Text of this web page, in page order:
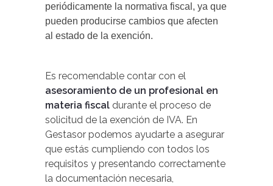
periódicamente la normativa fiscal, ya que
pueden producirse cambios que afecten
al estado de la exención.
Es recomendable contar con el
asesoramiento de un profesional en
materia fiscal durante el proceso de
solicitud de la exención de IVA. En
Gestasor podemos ayudarte a asegurar
que estás cumpliendo con todos los
requisitos y presentando correctamente
la documentación necesaria,